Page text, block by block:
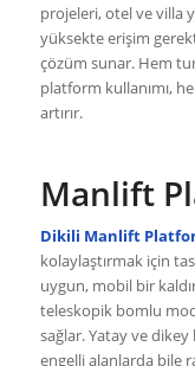
projeleri, otel ve villa
yüksekte erişim
çözüm sunar. Hem
platform kullanımı,
artırır.
Manlift
Dikili Manlift
kolaylaştırmak için
uygun, mobil bir
teleskopik bomlu
sağlar. Yatay ve
engelli alanlarda bile